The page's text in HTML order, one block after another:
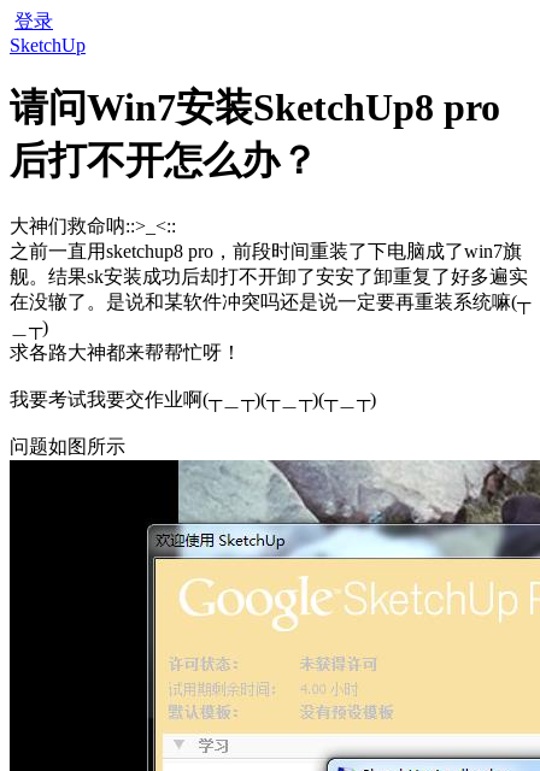
登录
SketchUp
请问Win7安装SketchUp8 pro
后打不开怎么办？
大神们救命呐::>_<::
之前一直用sketchup8 pro，前段时间重装了下电脑成了win7旗
舰。结果sk安装成功后却打不开卸了安安了卸重复了好多遍实
在没辙了。是说和某软件冲突吗还是说一定要再重装系统嘛(┬
＿┬)
求各路大神都来帮帮忙呀！
我要考试我要交作业啊(┬＿┬)(┬＿┬)(┬＿┬)
问题如图所示